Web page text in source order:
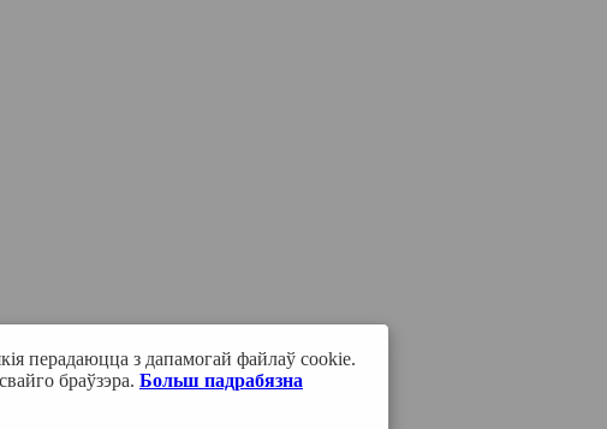
перадаюцца з дапамогай файлаў cookie.
браўзэра. Больш падрабязна